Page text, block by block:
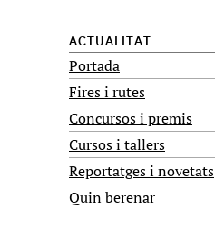
ACTUALITAT
Portada
Fires i rutes
Concursos i premis
Cursos i tallers
Reportatges i novetats
Quin berenar